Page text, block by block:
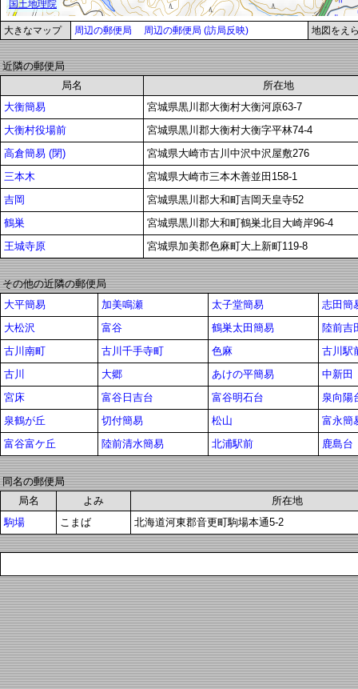
大きなマップ 周辺の郵便局 周辺の郵便局 (訪局反映) 地図をえ
近隣の郵便局
局名
所在地
大衡簡易
宮城県黒川郡大衡村大衡河原63-7
大衡村役場前
宮城県黒川郡大衡村大衡字平林74-4
高倉簡易 (閉)
宮城県大崎市古川中沢中沢屋敷276
三本木
宮城県大崎市三本木善並田158-1
吉岡
宮城県黒川郡大和町吉岡天皇寺52
鶴巣
宮城県黒川郡大和町鶴巣北目大崎岸96-4
王城寺原
宮城県加美郡色麻町大上新町119-8
その他の近隣の郵便局
大平簡易
加美鳴瀬 太子堂簡易
志田簡
大松沢
富谷 鶴巣太田簡易
陸前吉
古川南町
古川千手寺町 色麻
古川駅
古川
大郷 あけの平簡易
中新田
宮床
富谷日吉台 富谷明石台
泉向陽
泉鶴が丘
切付簡易 松山
富永簡
富谷富ケ丘
陸前清水簡易 北浦駅前 鹿島台
同名の郵便局
局名
よみ
所在地
駒場
こまば 北海道河東郡音更町駒場本通5-2